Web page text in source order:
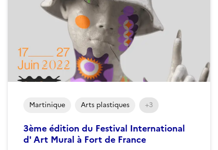
3ème édition du Festival International
d' Art Mural à Fort de France
Martinique Arts plastiques +3